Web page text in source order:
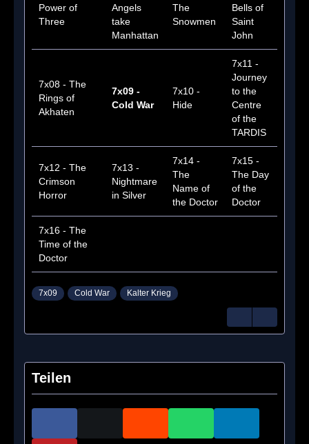
Power of
Three
Angels
take
Manhattan
The
Snowmen
Bells of
Saint
John
7x08 - The
Rings of
Akhaten
7x09 -
Cold War
7x10 -
Hide
7x11 -
Journey
to the
Centre
of the
TARDIS
7x12 - The
Crimson
Horror
7x13 -
Nightmare
in Silver
7x14 -
The
Name of
the Doctor
7x15 -
The Day
of the
Doctor
7x16 - The
Time of the
Doctor
7x09 Cold War Kalter Krieg
Teilen